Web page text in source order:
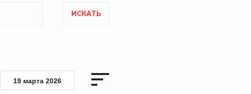
ИСКАТЬ
19 марта 2026